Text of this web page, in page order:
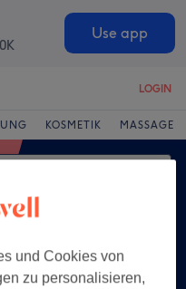
Use app
LOGIN
KOSMETIK MASSAGE
und Cookies von
zu personalisieren,